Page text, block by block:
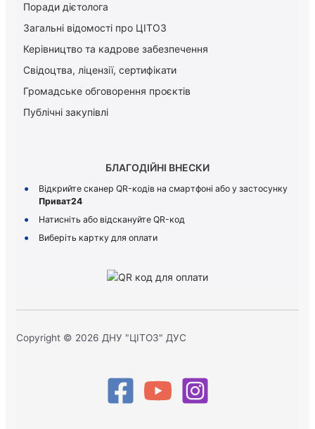
Поради дієтолога
Загальні відомості про ЦІТОЗ
Керiвництво та кадрове забезпечення
Свідоцтва, ліцензії, сертифікати
Громадське обговорення проєктів
Публічні закупівлі
БЛАГОДІЙНІ ВНЕСКИ
Відкрийте сканер QR-кодів на смартфоні або у застосунку
Приват24
Натисніть або відскануйте QR-код
Виберіть картку для оплати
Copyright © 2026 ДНУ "ЦІТОЗ" ДУС